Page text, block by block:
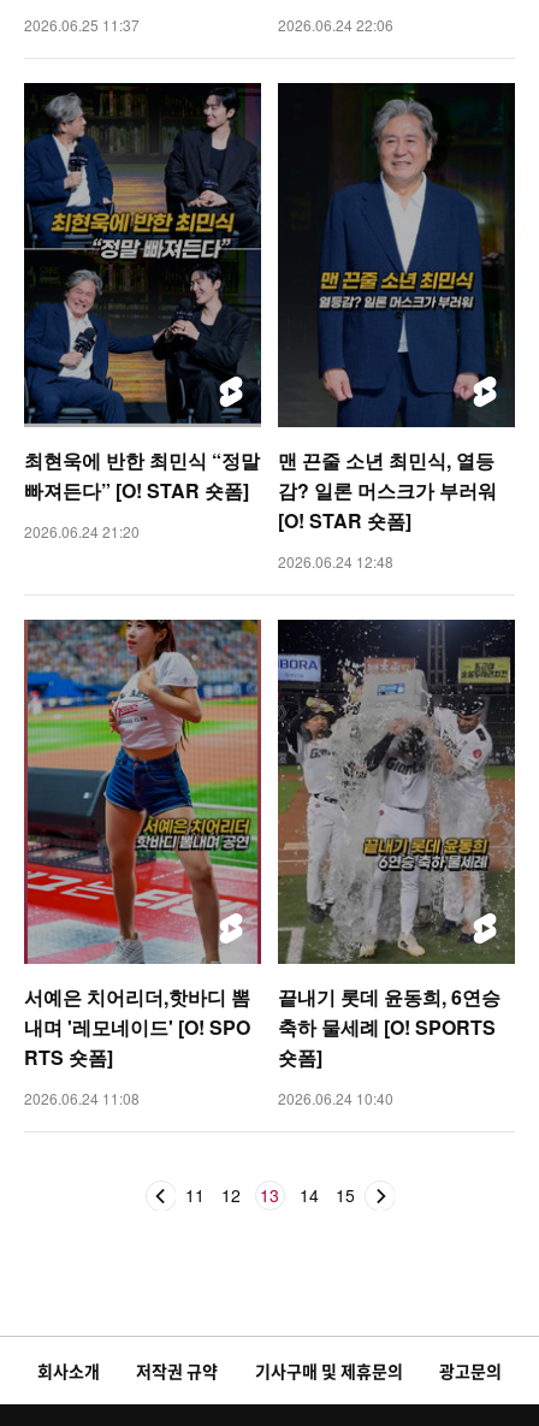
2026.06.25 11:37 2026.06.24 22:06
최현욱에 반한 최민식 “정말
빠져든다” [O! STAR 숏폼]
2026.06.24 21:20
맨 끈줄 소년 최민식, 열등
감? 일론 머스크가 부러워
[O! STAR 숏폼]
2026.06.24 12:48
서예은 치어리더,핫바디 뽐
내며 '레모네이드' [O! SPO
RTS 숏폼]
2026.06.24 11:08
끝내기 롯데 윤동희, 6연승
축하 물세례 [O! SPORTS
숏폼]
2026.06.24 10:40
11 12 13 14 15
회사소개 저작권 규약 기사구매 및 제휴문의 광고문의